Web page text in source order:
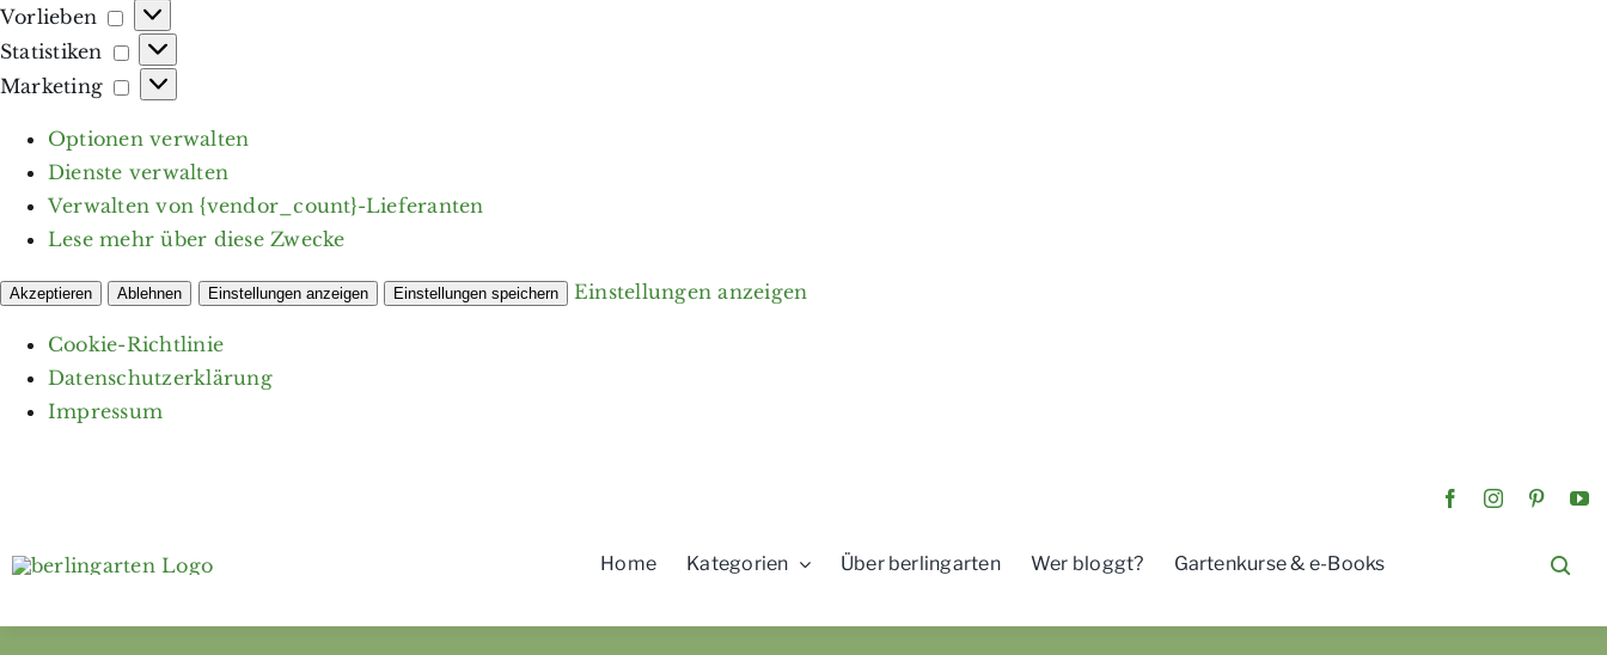
Vorlieben
Vorlieben
Statistiken
Statistiken
Marketing
Marketing
Optionen verwalten
Dienste verwalten
Verwalten von {vendor_count}-Lieferanten
Lese mehr über diese Zwecke
Akzeptieren Ablehnen Einstellungen anzeigen Einstellungen speichern Einstellungen anzeigen
Cookie-Richtlinie
Datenschutzerklärung
Impressum
Home Kategorien Über berlingarten Wer bloggt? Gartenkurse & e-Books